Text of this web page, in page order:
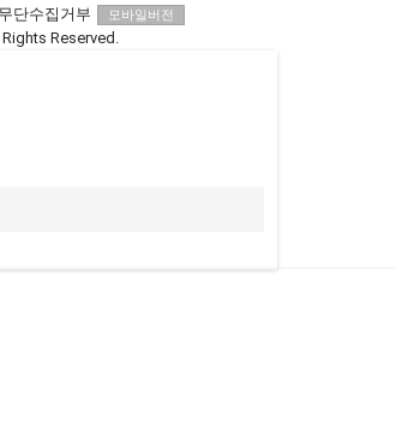
단수집거부 모바일버전
Reserved.